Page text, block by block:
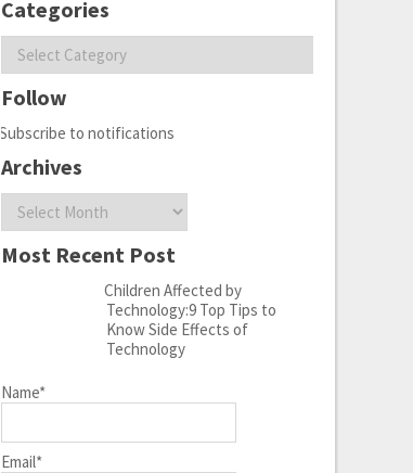
Categories
Categories
Follow
Subscribe to notifications
Archives
Archives
Most Recent Post
Children Affected by
Technology:9 Top Tips to
Know Side Effects of
Technology
Name*
Email*